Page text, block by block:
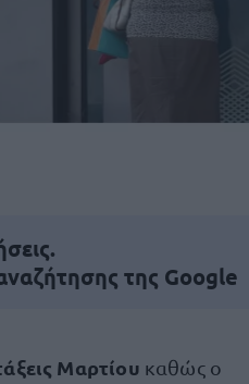
της Google
Μαρτίου καθώς ο